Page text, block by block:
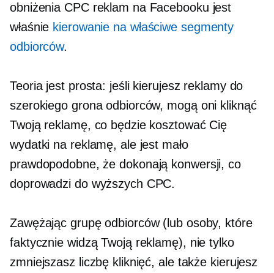
obniżenia CPC reklam na Facebooku jest
właśnie kierowanie na właściwe segmenty
odbiorców.
Teoria jest prosta: jeśli kierujesz reklamy do
szerokiego grona odbiorców, mogą oni kliknąć
Twoją reklamę, co będzie kosztować Cię
wydatki na reklamę, ale jest mało
prawdopodobne, że dokonają konwersji, co
doprowadzi do wyższych CPC.
Zawężając grupę odbiorców (lub osoby, które
faktycznie widzą Twoją reklamę), nie tylko
zmniejszasz liczbę kliknięć, ale także kierujesz